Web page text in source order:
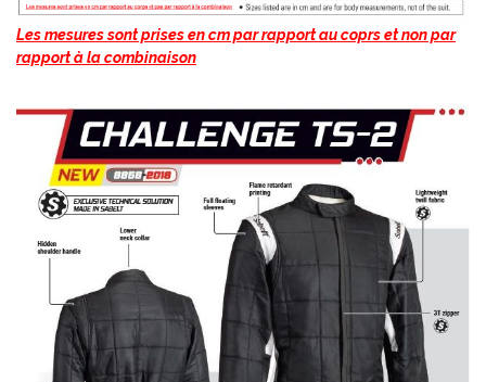
Les mesures sont prises en cm par rapport au coprs et non par
rapport à la combinaison